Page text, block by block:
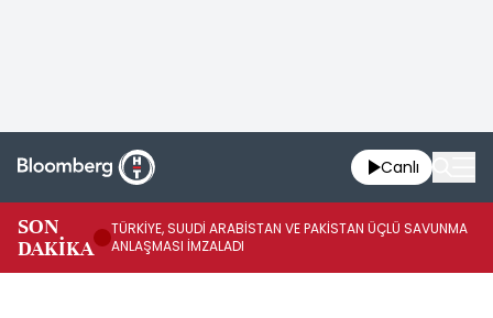
Canlı
SON
DAKİKA
TÜRKİYE, SUUDİ ARABİSTAN VE PAKİSTAN ÜÇLÜ SAVUNMA
ANLAŞMASI İMZALADI